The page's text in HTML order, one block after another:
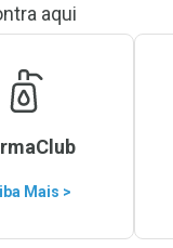
aqui
Mais >